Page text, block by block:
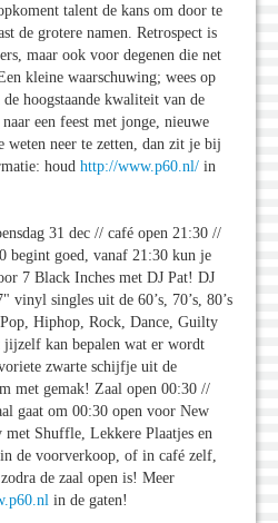
talent de kans om door te
de grotere namen. Retrospect is
maar ook voor degenen die net
kleine waarschuwing; wees op
hoogstaande kwaliteit van de
een feest met jonge, nieuwe
weten neer te zetten, dan zit je bij
houd http://www.p60.nl/ in
31 dec // café open 21:30 //
begint goed, vanaf 21:30 kun je
7 Black Inches met DJ Pat! DJ
vinyl singles uit de 60’s, 70’s, 80’s
Hiphop, Rock, Dance, Guilty
jijzelf kan bepalen wat er wordt
zwarte schijfje uit de
met gemak! Zaal open 00:30 //
gaat om 00:30 open voor New
met Shuffle, Lekkere Plaatjes en
de voorverkoop, of in café zelf,
de zaal open is! Meer
in de gaten!